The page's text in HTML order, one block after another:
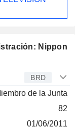
Nippon
BRD
de la Junta
82
01/06/2011